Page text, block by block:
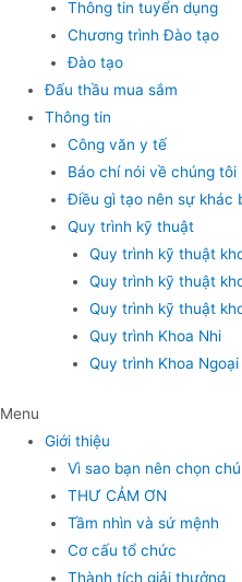
Thông tin tuyển dụng
Chương trình Đào tạo
Đào tạo
Đấu thầu mua sắm
Thông tin
Công văn y tế
Báo chí nói về chúng tôi
Điều gì tạo nên sự khác
Quy trình kỹ thuật
Quy trình kỹ thuật
Quy trình kỹ thuật
Quy trình kỹ thuật
Quy trình Khoa Nhi
Quy trình Khoa
Menu
Giới thiệu
Vì sao bạn nên chọn
THƯ CẢM ƠN
Tầm nhìn và sứ mệnh
Cơ cấu tổ chức
Thành tích giải thưởng